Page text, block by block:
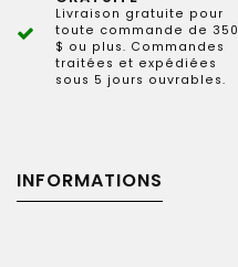
Livraison gratuite pour
toute commande de 350
$ ou plus. Commandes
traitées et expédiées
sous 5 jours ouvrables.
INFORMATIONS